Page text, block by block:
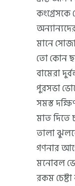
মানে
তো কোন
বামেরা
পুরসভা
সমস্ত
মাত দিতে
তালা
গণনার
মনোবল
রকম